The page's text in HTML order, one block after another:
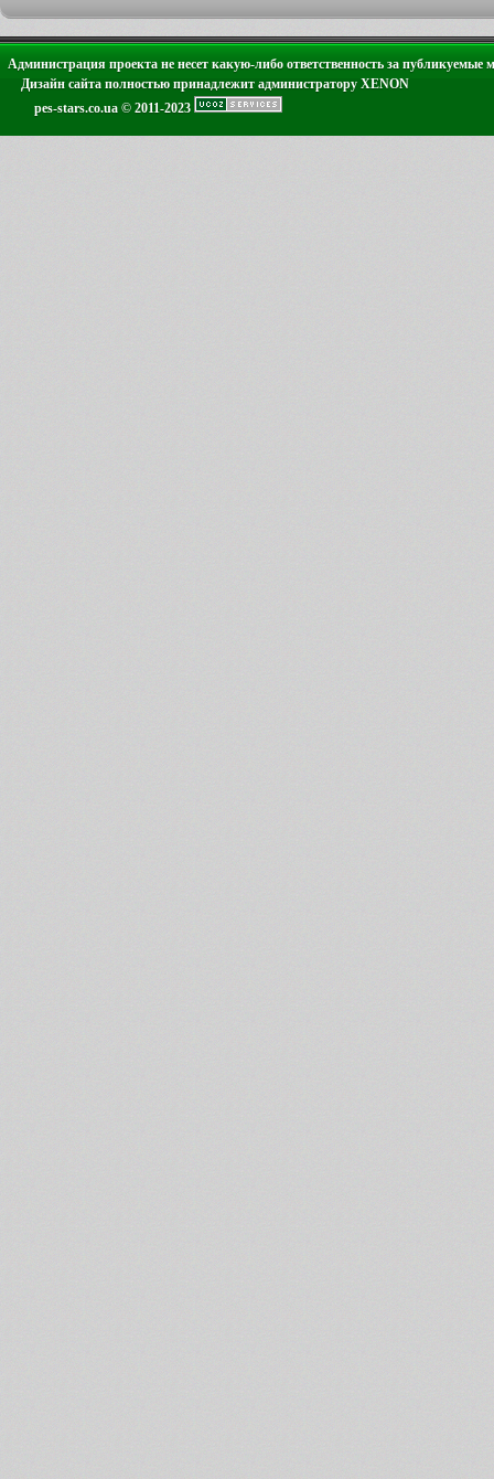
Администрация проекта не несет какую-либо ответственность за публикуемые
Дизайн сайта полностью принадлежит администратору XENON
pes-stars.co.ua © 2011-2023